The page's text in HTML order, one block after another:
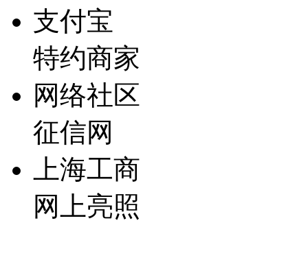
支付宝
特约商家
网络社区
征信网
上海工商
网上亮照